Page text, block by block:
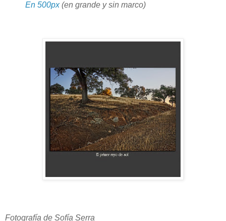
En 500px(en grande y sin marco)
Fotografía de Sofía Serra